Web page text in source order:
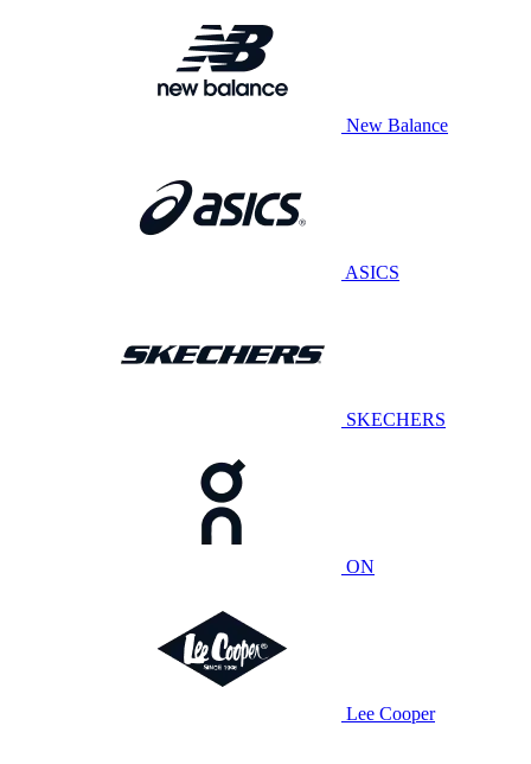
New Balance
ASICS
SKECHERS
ON
Lee Cooper